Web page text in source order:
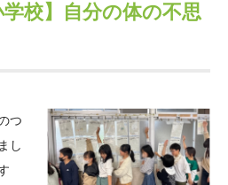
40年史デジタルブック
公開情報
中谷財団レポート
長期大型研究助成
国際学生交流プログラ
他情報
よくあるご質問
マイページ
学校】自分の体の不思
つ
し